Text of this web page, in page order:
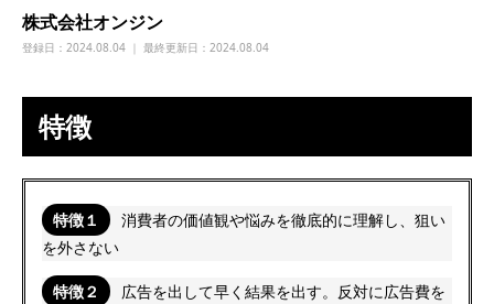
株式会社オンジン
登録日： 2024.08.04 ｜ 最終更新日：2024.08.04
特徴
特徴１
消費者の価値観や悩みを徹底的に理解し、狙い
を外さない
特徴２
広告を出して早く結果を出す。反対に広告費を